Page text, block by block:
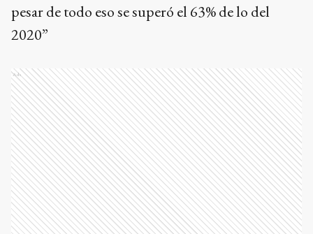
pesar de todo eso se superó el 63% de lo del
2020”
Ads